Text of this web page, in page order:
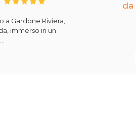
a Gardone Riviera,
immerso in un
da